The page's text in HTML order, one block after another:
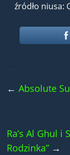
źródło niusa:
← Absolute
Ra’s Al Ghul i
Rodzinka” →